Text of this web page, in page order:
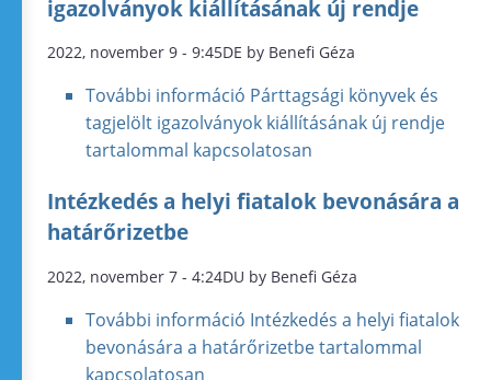
igazolványok kiállításának új rendje
2022, november 9 - 9:45DE by Benefi Géza
További információ Párttagsági könyvek és
tagjelölt igazolványok kiállításának új rendje
tartalommal kapcsolatosan
Intézkedés a helyi fiatalok bevonására a
határőrizetbe
2022, november 7 - 4:24DU by Benefi Géza
További információ Intézkedés a helyi fiatalok
bevonására a határőrizetbe tartalommal
kapcsolatosan